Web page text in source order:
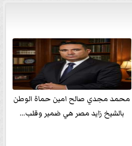
محمد مجدي صالح امين حماة الوطن
بالشيخ زايد مصر هي ضمير وقلب...